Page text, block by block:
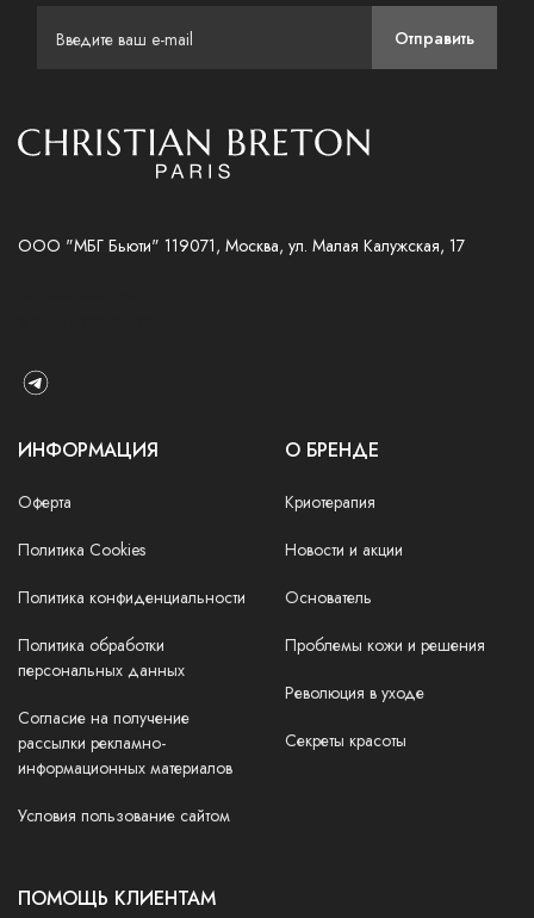
Отправить
ООО "МБГ Бьюти" 119071, Москва, ул. Малая Калужская, 17
ИНФОРМАЦИЯ
Оферта
Политика Cookies
Политика конфиденциальности
Политика обработки
персональных данных
Согласие на получение
рассылки рекламно-
информационных материалов
Условия пользование сайтом
О БРЕНДЕ
Криотерапия
Новости и акции
Основатель
Проблемы кожи и решения
Революция в уходе
Секреты красоты
ПОМОЩЬ КЛИЕНТАМ